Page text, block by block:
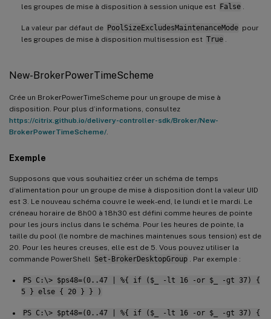
les groupes de mise à disposition à session unique est False
La valeur par défaut de PoolSizeExcludesMaintenanceMode pour
les groupes de mise à disposition multisession est True
New-BrokerPowerTimeScheme
Crée un BrokerPowerTimeScheme pour un groupe de mise à
disposition. Pour plus d’informations, consultez
https://citrix.github.io/delivery-controller-sdk/Broker/New-
BrokerPowerTimeScheme/
Exemple
Supposons que vous souhaitiez créer un schéma de temps
d’alimentation pour un groupe de mise à disposition dont la valeur UID
est 3. Le nouveau schéma couvre le week-end, le lundi et le mardi. Le
créneau horaire de 8h00 à 18h30 est défini comme heures de pointe
pour les jours inclus dans le schéma. Pour les heures de pointe, la
taille du pool (le nombre de machines maintenues sous tension) est de
20. Pour les heures creuses, elle est de 5. Vous pouvez utiliser la
commande PowerShell
Set-BrokerDesktopGroup . Par exemple :
PS C:\> $ps48=(0..47 | %{ if ($_ -lt 16 -or $_ -gt 37) {
5 } else { 20 } } )
PS C:\> $pt48=(0..47 | %{ if ($_ -lt 16 -or $_ -gt 37) {